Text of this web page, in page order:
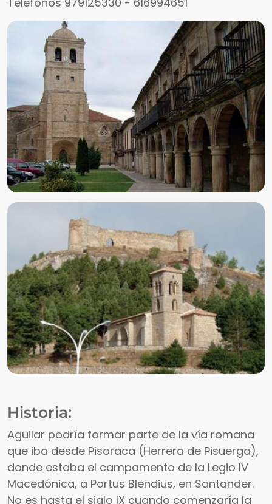
Historia:
Aguilar podría formar parte de la vía romana
que iba desde Pisoraca (Herrera de Pisuerga),
donde estaba el campamento de la Legio IV
Macedónica, a Portus Blendius, en Santander.
No es hasta el siglo IX cuando comenzaría la